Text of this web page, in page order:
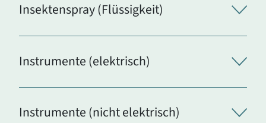
Insektenspray (Flüssigkeit)
Instrumente (elektrisch)
Instrumente (nicht elektrisch)